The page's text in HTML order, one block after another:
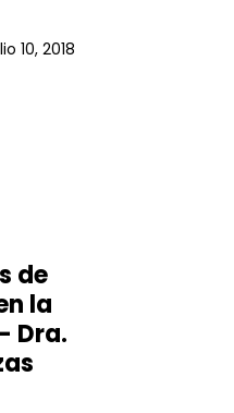
10, 2018
de
la
Dra.